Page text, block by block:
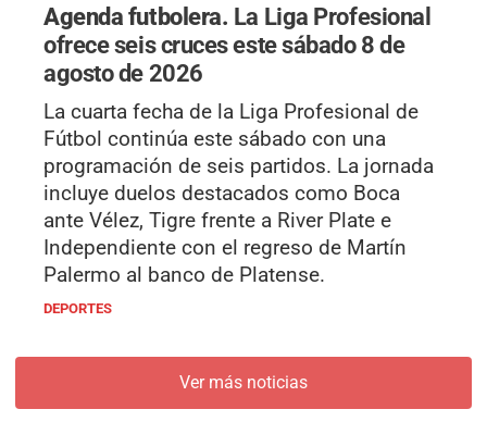
Agenda futbolera. La Liga Profesional
ofrece seis cruces este sábado 8 de
agosto de 2026
La cuarta fecha de la Liga Profesional de
Fútbol continúa este sábado con una
programación de seis partidos. La jornada
incluye duelos destacados como Boca
ante Vélez, Tigre frente a River Plate e
Independiente con el regreso de Martín
Palermo al banco de Platense.
DEPORTES
Ver más noticias